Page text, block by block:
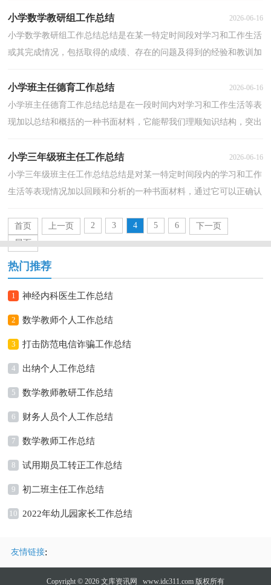
小学数学教研组工作总结 2026-06-16
小学数学教研组工作总结总结是在某一特定时间段对学习和工作生活
或其完成情况，包括取得的成绩、存在的问题及得到的经验和教训加
小学班主任德育工作总结 2026-06-16
小学班主任德育工作总结总结是在一段时间内对学习和工作生活等表
现加以总结和概括的一种书面材料，它能帮我们理顺知识结构，突出
小学三年级班主任工作总结 2026-06-16
小学三年级班主任工作总结总结是对某一特定时间段内的学习和工作
生活等表现情况加以回顾和分析的一种书面材料，通过它可以正确认
首页
上一页 2 3 4 5 6
下一页
尾页
热门推荐
1 神经内科医生工作总结
2 数学教师个人工作总结
3 打击防范电信诈骗工作总结
4 出纳个人工作总结
5 数学教师教研工作总结
6 财务人员个人工作总结
7 数学教师工作总结
8 试用期员工转正工作总结
9 初二班主任工作总结
10 2022年幼儿园家长工作总结
友情链接:
Copyright © 2026 文库资讯网 www.idc311.com 版权所有